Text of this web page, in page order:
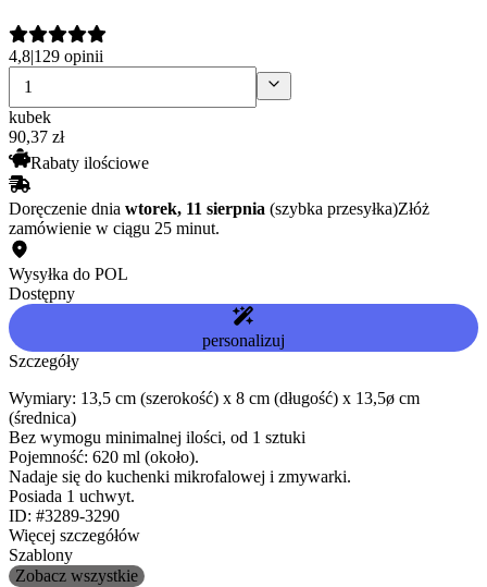
4,8|129 opinii
kubek
90,37 zł
Rabaty ilościowe
Doręczenie dnia wtorek, 11 sierpnia (szybka przesyłka)Złóż
zamówienie w ciągu 25 minut.
Wysyłka do POL
Dostępny
personalizuj
Szczegóły
Wymiary: 13,5 cm (szerokość) x 8 cm (długość) x 13,5ø cm
(średnica)
Bez wymogu minimalnej ilości, od 1 sztuki
Pojemność: 620 ml (około).
Nadaje się do kuchenki mikrofalowej i zmywarki.
Posiada 1 uchwyt.
ID: #3289-3290
Więcej szczegółów
Szablony
Zobacz wszystkie